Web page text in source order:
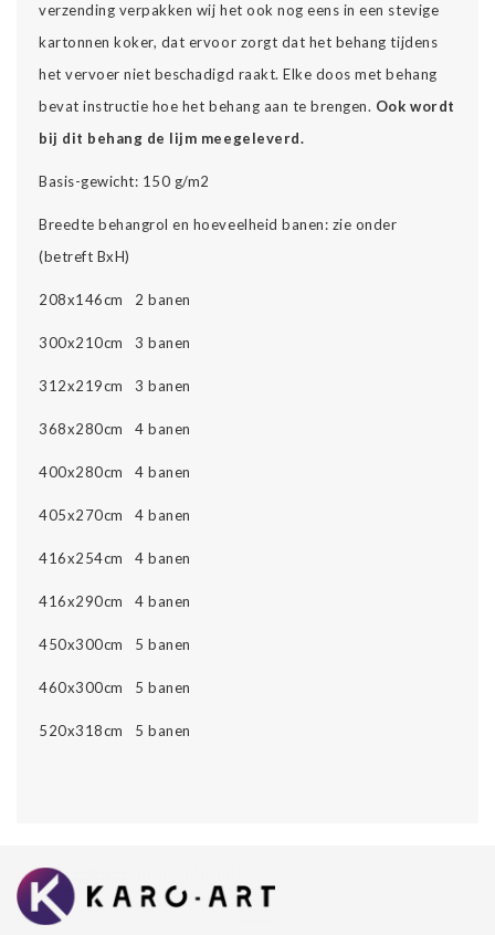
verzending verpakken wij het ook nog eens in een stevige
kartonnen koker, dat ervoor zorgt dat het behang tijdens
het vervoer niet beschadigd raakt. Elke doos met behang
bevat instructie hoe het behang aan te brengen. Ook wordt
bij dit behang de lijm meegeleverd.
Basis-gewicht: 150 g/m2
Breedte behangrol en hoeveelheid banen: zie onder
(betreft BxH)
208x146cm 2 banen
300x210cm 3 banen
312x219cm 3 banen
368x280cm 4 banen
400x280cm 4 banen
405x270cm 4 banen
416x254cm 4 banen
416x290cm 4 banen
450x300cm 5 banen
460x300cm 5 banen
520x318cm 5 banen